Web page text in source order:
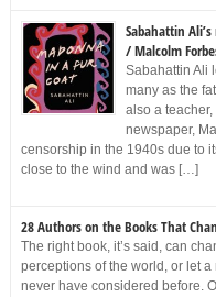
Sabahattin
/ Malcolm
Sabahattin Ali
many as the
also a
newspaper,
censorship in the 1940s due to
close to the wind and was […]
28 Authors on the Books That
The right book, it’s said, can
perceptions of the world, or let
never have considered before.